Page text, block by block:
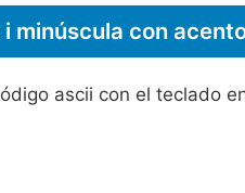
minúscula con
ascii con el teclado